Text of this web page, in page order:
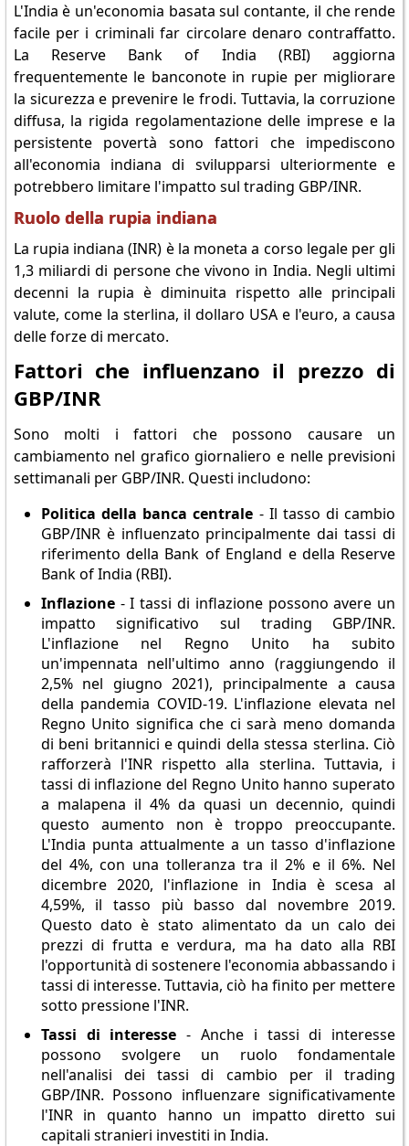
L'India è un'economia basata sul contante, il che rende
facile per i criminali far circolare denaro contraffatto.
La Reserve Bank of India (RBI) aggiorna
frequentemente le banconote in rupie per migliorare
la sicurezza e prevenire le frodi. Tuttavia, la corruzione
diffusa, la rigida regolamentazione delle imprese e la
persistente povertà sono fattori che impediscono
all'economia indiana di svilupparsi ulteriormente e
potrebbero limitare l'impatto sul trading GBP/INR.
Ruolo della rupia indiana
La rupia indiana (INR) è la moneta a corso legale per gli
1,3 miliardi di persone che vivono in India. Negli ultimi
decenni la rupia è diminuita rispetto alle principali
valute, come la sterlina, il dollaro USA e l'euro, a causa
delle forze di mercato.
Fattori che influenzano il prezzo di
GBP/INR
Sono molti i fattori che possono causare un
cambiamento nel grafico giornaliero e nelle previsioni
settimanali per GBP/INR. Questi includono:
Politica della banca centrale - Il tasso di cambio
GBP/INR è influenzato principalmente dai tassi di
riferimento della Bank of England e della Reserve
Bank of India (RBI).
Inflazione- I tassi di inflazione possono avere un
impatto significativo sul trading GBP/INR.
L'inflazione nel Regno Unito ha subito
un'impennata nell'ultimo anno (raggiungendo il
2,5% nel giugno 2021), principalmente a causa
della pandemia COVID-19. L'inflazione elevata nel
Regno Unito significa che ci sarà meno domanda
di beni britannici e quindi della stessa sterlina. Ciò
rafforzerà l'INR rispetto alla sterlina. Tuttavia, i
tassi di inflazione del Regno Unito hanno superato
a malapena il 4% da quasi un decennio, quindi
questo aumento non è troppo preoccupante.
L'India punta attualmente a un tasso d'inflazione
del 4%, con una tolleranza tra il 2% e il 6%. Nel
dicembre 2020, l'inflazione in India è scesa al
4,59%, il tasso più basso dal novembre 2019.
Questo dato è stato alimentato da un calo dei
prezzi di frutta e verdura, ma ha dato alla RBI
l'opportunità di sostenere l'economia abbassando i
tassi di interesse. Tuttavia, ciò ha finito per mettere
sotto pressione l'INR.
Tassi di interesse - Anche i tassi di interesse
possono svolgere un ruolo fondamentale
nell'analisi dei tassi di cambio per il trading
GBP/INR. Possono influenzare significativamente
l'INR in quanto hanno un impatto diretto sui
capitali stranieri investiti in India.